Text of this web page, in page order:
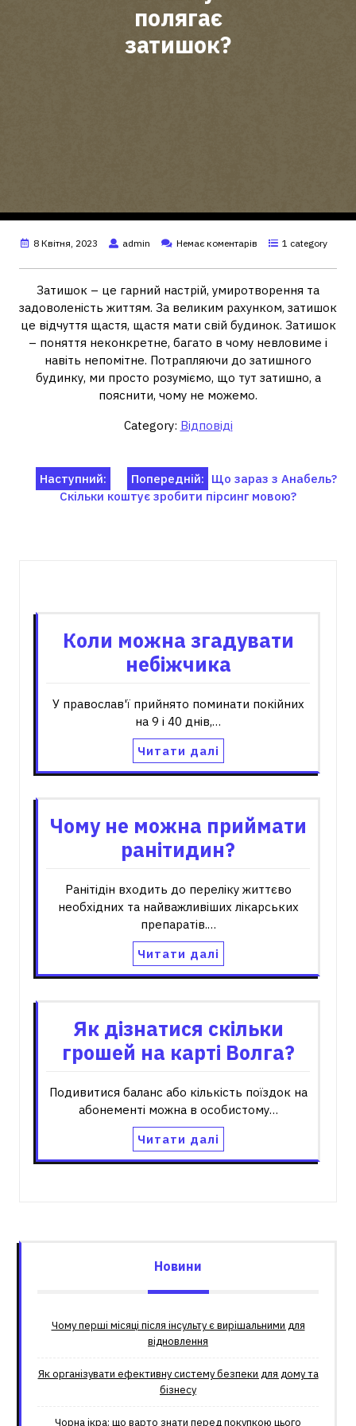
полягає
затишок?
8 Квітня, 2023 admin Немає коментарів 1 category
Затишок – це гарний настрій, умиротворення та
задоволеність життям. За великим рахунком, затишок
це відчуття щастя, щастя мати свій будинок. Затишок
– поняття неконкретне, багато в чому невловиме і
навіть непомітне. Потрапляючи до затишного
будинку, ми просто розуміємо, що тут затишно, а
пояснити, чому не можемо.
Category: Відповіді
Навігація
записів
Попередній: Що зараз з Анабель?
Наступний:
Скільки коштує зробити пірсинг мовою?
Коли можна згадувати
небіжчика
У православ'ї прийнято поминати покійних
на 9 і 40 днів,…
Читати далі
Чому не можна приймати
ранітидин?
Ранітідін входить до переліку життєво
необхідних та найважливіших лікарських
препаратів.…
Читати далі
Як дізнатися скільки
грошей на карті Волга?
Подивитися баланс або кількість поїздок на
абонементі можна в особистому…
Читати далі
Новини
Чому перші місяці після інсульту є вирішальними для
відновлення
Як організувати ефективну систему безпеки для дому та
бізнесу
Чорна ікра: що варто знати перед покупкою цього